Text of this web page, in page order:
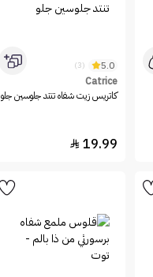
5.0
(3)
Catrice
كاتريس زيت شفاه تنتد جلوسين جلو
19.99
